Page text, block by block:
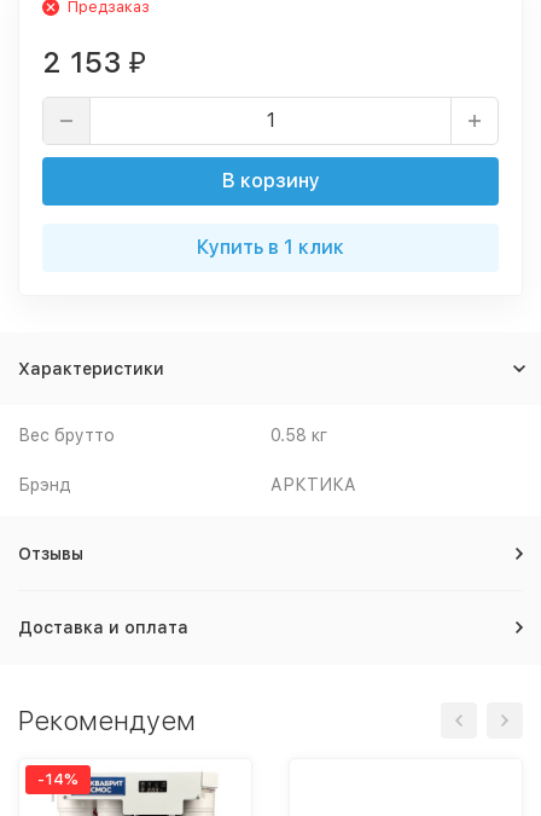
Предзаказ
2 153 ₽
В корзину
Купить в 1 клик
Характеристики
Вес брутто 0.58 кг
Брэнд АРКТИКА
Отзывы
Доставка и оплата
Рекомендуем
-14%